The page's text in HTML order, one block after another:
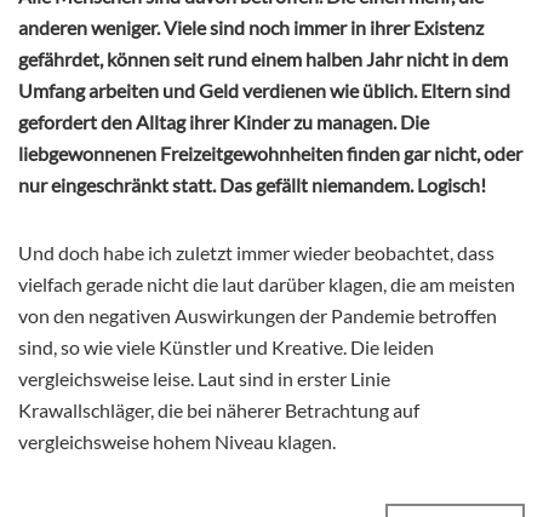
anderen weniger. Viele sind noch immer in ihrer Existenz
gefährdet, können seit rund einem halben Jahr nicht in dem
Umfang arbeiten und Geld verdienen wie üblich. Eltern sind
gefordert den Alltag ihrer Kinder zu managen. Die
liebgewonnenen Freizeitgewohnheiten finden gar nicht, oder
nur eingeschränkt statt. Das gefällt niemandem. Logisch!
Und doch habe ich zuletzt immer wieder beobachtet, dass
vielfach gerade nicht die laut darüber klagen, die am meisten
von den negativen Auswirkungen der Pandemie betroffen
sind, so wie viele Künstler und Kreative. Die leiden
vergleichsweise leise. Laut sind in erster Linie
Krawallschläger, die bei näherer Betrachtung auf
vergleichsweise hohem Niveau klagen.